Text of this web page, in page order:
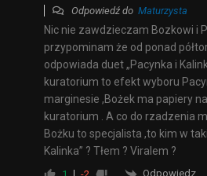
Odpowiedź do Maturzysta
Nic nie zawdzieczam Bozkowi i
przypominam że od ponad
odpowiada duet „Pacynka i
kuratorium to efekt wyboru
marginesie ,Bożek ma papiery
kuratorium . A co do rzadzenia
Bożku to specjalista ,to kim w
Kalinka” ? Tłem ? Viralem ?
Odpowiedz